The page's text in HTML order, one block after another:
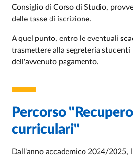
Consiglio di Corso di Studio,
delle tasse di iscrizione.
A quel punto, entro le eventuali
trasmettere alla segreteria studenti
dell'avvenuto pagamento.
Percorso
curriculari"
Dall'anno accademico 2024/2025,